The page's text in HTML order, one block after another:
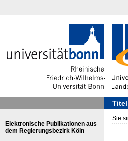
Titel
Elektronische Publikationen aus
dem Regierungsbezirk Köln
Sie